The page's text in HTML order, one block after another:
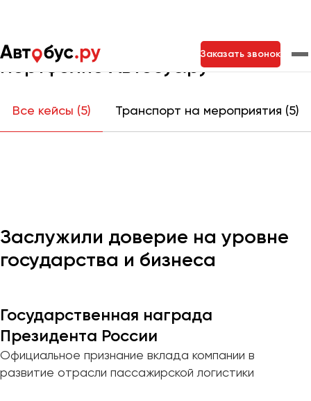
Заказать звонок
Главная Портфолио
Портфолио Автобус.ру
Все кейсы (5) Транспорт на мероприятия (5)
Заслужили доверие на уровне
государства и бизнеса
Государственная награда
Президента России
Официальное признание вклада компании в
развитие отрасли пассажирской логистики
Москва Санкт-Петербург
Новосибирск
Екатеринбург
Самара Казань Тольятти
Барнаул
Белгород
Великий Новгород
Владивосток
Владикавказ
Владимир
Отправить заявку
Нажимая на кнопку, вы соглашаетесь с
конфиденциальности